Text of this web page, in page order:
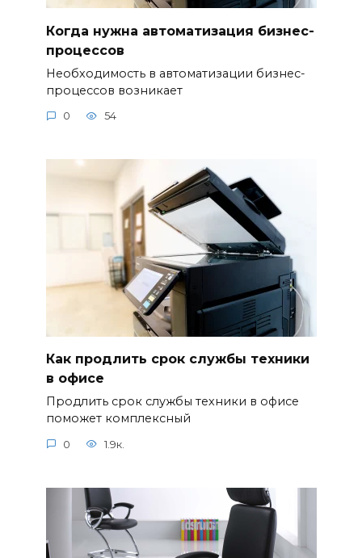
Когда нужна автоматизация бизнес-
процессов
Необходимость в автоматизации бизнес-
процессов возникает
0 54
Как продлить срок службы техники
в офисе
Продлить срок службы техники в офисе
поможет комплексный
0 1.9к.